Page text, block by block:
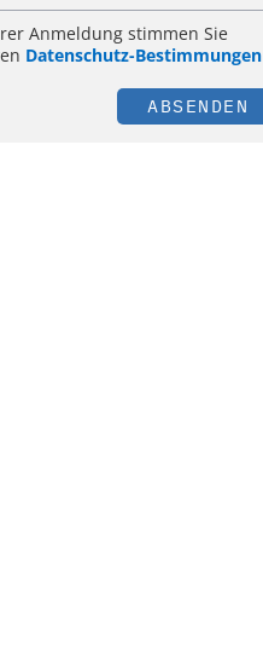
Anmeldung stimmen Sie
Datenschutz-Bestimmungen
ABSENDEN